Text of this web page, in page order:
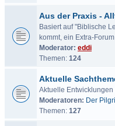
Aus der Praxis -
Basiert auf "Biblische
kommt, ein Extra-Forum
Moderator: eddi
Themen: 124
Aktuelle
Aktuelle
Moderatoren: Der
Themen: 127